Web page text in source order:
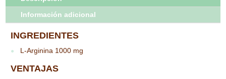
S/129.90.S/116.91.
Información adicional
INGREDIENTES
● L-Arginina 1000 mg
VENTAJAS